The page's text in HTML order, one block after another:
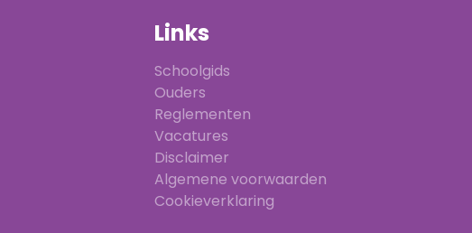
Links
Schoolgids
Ouders
Reglementen
Vacatures
Disclaimer
Algemene voorwaarden
Cookieverklaring